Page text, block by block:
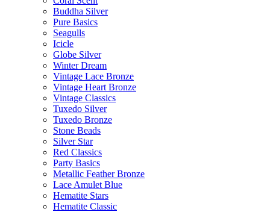
Buddha Silver
Pure Basics
Seagulls
Icicle
Globe Silver
Winter Dream
Vintage Lace Bronze
Vintage Heart Bronze
Vintage Classics
Tuxedo Silver
Tuxedo Bronze
Stone Beads
Silver Star
Red Classics
Party Basics
Metallic Feather Bronze
Lace Amulet Blue
Hematite Stars
Hematite Classic